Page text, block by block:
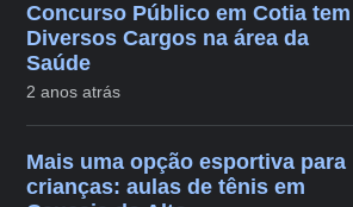
Concurso Público em Cotia tem
Diversos Cargos na área da
Saúde
2 anos atrás
Mais uma opção esportiva para
crianças: aulas de tênis em